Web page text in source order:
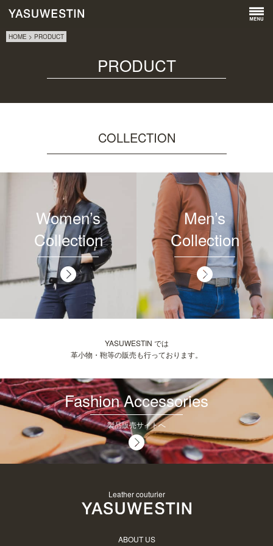
PRODUCT
HOME > PRODUCT
COLLECTION
Women’s
Collection
Men’s
Collection
YASUWESTIN では
革小物・鞄等の販売も行っております。
Fashion Accessories
製品販売サイトへ
Leather couturier
ABOUT US